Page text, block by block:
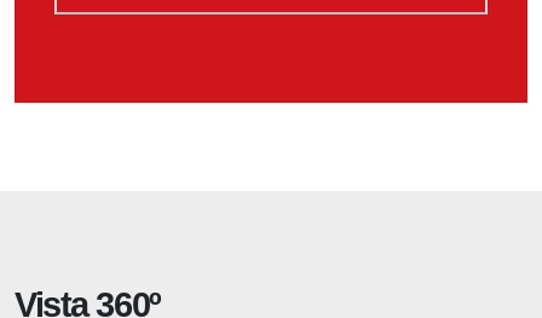
Vista 360º